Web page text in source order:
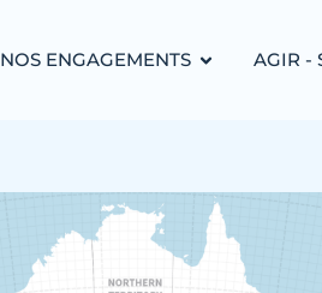
NOS ENGAGEMENTS AGIR -